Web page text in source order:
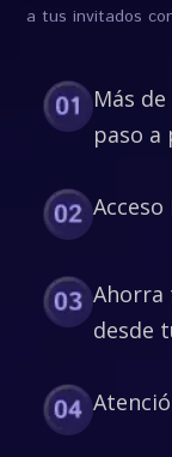
a tus invitados
Más
paso a
Ahorra
desde